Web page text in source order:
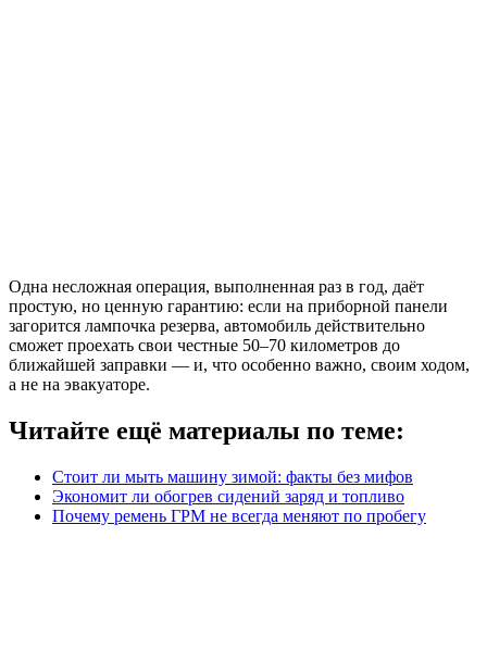
Одна несложная операция, выполненная раз в год, даёт
простую, но ценную гарантию: если на приборной панели
загорится лампочка резерва, автомобиль действительно
сможет проехать свои честные 50–70 километров до
ближайшей заправки — и, что особенно важно, своим ходом,
а не на эвакуаторе.
Читайте ещё материалы по теме:
Стоит ли мыть машину зимой: факты без мифов
Экономит ли обогрев сидений заряд и топливо
Почему ремень ГРМ не всегда меняют по пробегу